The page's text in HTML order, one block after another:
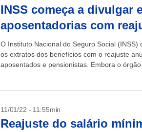
INSS começa a divulgar
aposentadorias com
O Instituto Nacional do Seguro Social (INSS)
os extratos dos benefícios com o reajuste
aposentados e pensionistas. Embora o órgão
11/01/22 - 11:55min
Reajuste do salário